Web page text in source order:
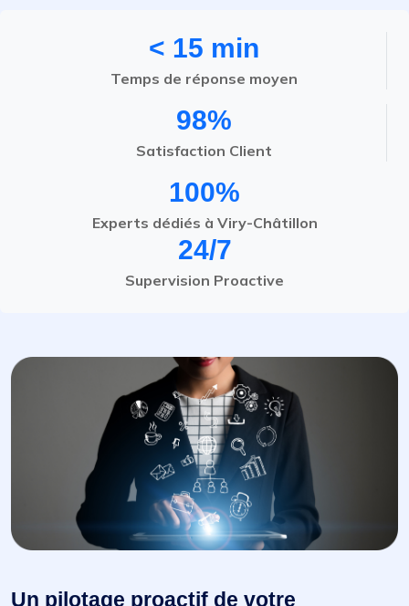
< 15 min
Temps de réponse moyen
98%
Satisfaction Client
100%
Experts dédiés à Viry-Châtillon
24/7
Supervision Proactive
Un pilotage proactif de votre